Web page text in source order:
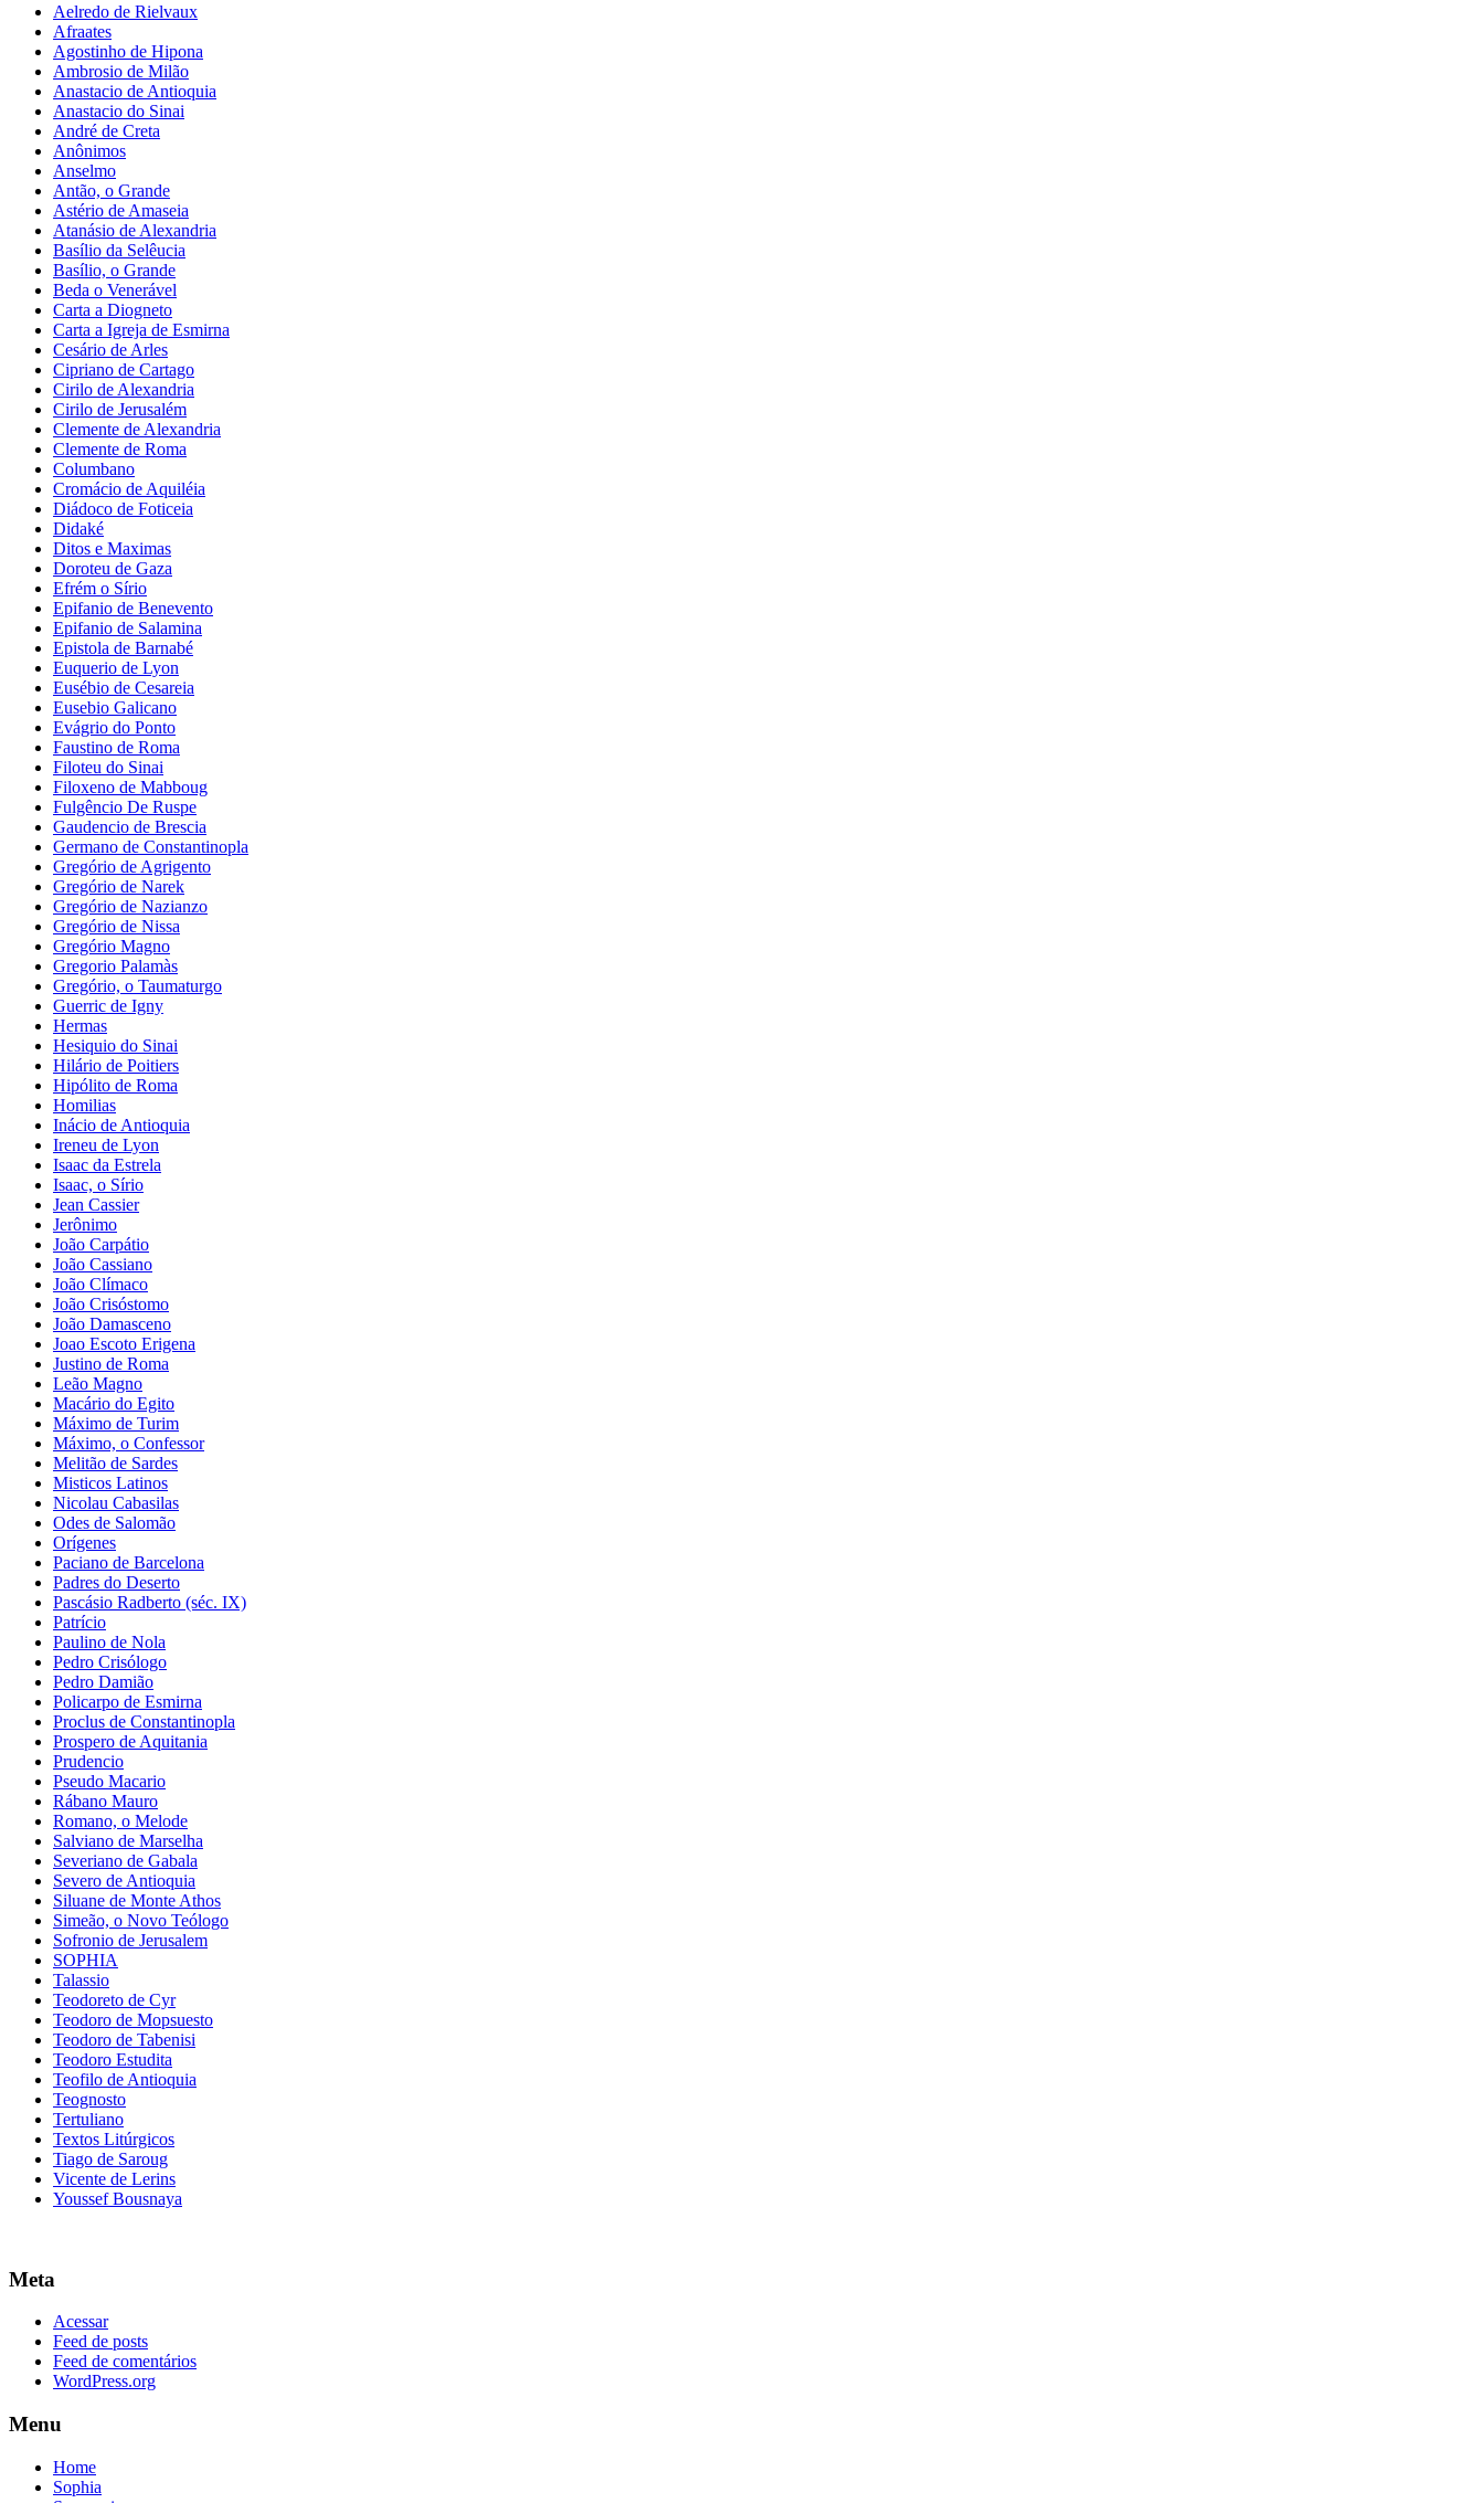
Aelredo de Rielvaux
Afraates
Agostinho de Hipona
Ambrosio de Milão
Anastacio de Antioquia
Anastacio do Sinai
André de Creta
Anônimos
Anselmo
Antão, o Grande
Astério de Amaseia
Atanásio de Alexandria
Basílio da Selêucia
Basílio, o Grande
Beda o Venerável
Carta a Diogneto
Carta a Igreja de Esmirna
Cesário de Arles
Cipriano de Cartago
Cirilo de Alexandria
Cirilo de Jerusalém
Clemente de Alexandria
Clemente de Roma
Columbano
Cromácio de Aquiléia
Diádoco de Foticeia
Didaké
Ditos e Maximas
Doroteu de Gaza
Efrém o Sírio
Epifanio de Benevento
Epifanio de Salamina
Epistola de Barnabé
Euquerio de Lyon
Eusébio de Cesareia
Eusebio Galicano
Evágrio do Ponto
Faustino de Roma
Filoteu do Sinai
Filoxeno de Mabboug
Fulgêncio De Ruspe
Gaudencio de Brescia
Germano de Constantinopla
Gregório de Agrigento
Gregório de Narek
Gregório de Nazianzo
Gregório de Nissa
Gregório Magno
Gregorio Palamàs
Gregório, o Taumaturgo
Guerric de Igny
Hermas
Hesiquio do Sinai
Hilário de Poitiers
Hipólito de Roma
Homilias
Inácio de Antioquia
Ireneu de Lyon
Isaac da Estrela
Isaac, o Sírio
Jean Cassier
Jerônimo
João Carpátio
João Cassiano
João Clímaco
João Crisóstomo
João Damasceno
Joao Escoto Erigena
Justino de Roma
Leão Magno
Macário do Egito
Máximo de Turim
Máximo, o Confessor
Melitão de Sardes
Misticos Latinos
Nicolau Cabasilas
Odes de Salomão
Orígenes
Paciano de Barcelona
Padres do Deserto
Pascásio Radberto (séc. IX)
Patrício
Paulino de Nola
Pedro Crisólogo
Pedro Damião
Policarpo de Esmirna
Proclus de Constantinopla
Prospero de Aquitania
Prudencio
Pseudo Macario
Rábano Mauro
Romano, o Melode
Salviano de Marselha
Severiano de Gabala
Severo de Antioquia
Siluane de Monte Athos
Simeão, o Novo Teólogo
Sofronio de Jerusalem
SOPHIA
Talassio
Teodoreto de Cyr
Teodoro de Mopsuesto
Teodoro de Tabenisi
Teodoro Estudita
Teofilo de Antioquia
Teognosto
Tertuliano
Textos Litúrgicos
Tiago de Saroug
Vicente de Lerins
Youssef Bousnaya
Meta
Acessar
Feed de posts
Feed de comentários
WordPress.org
Menu
Home
Sophia